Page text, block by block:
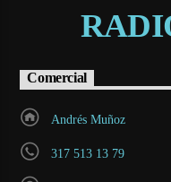
Comercial
Andrés Muñoz
317 513 13 79